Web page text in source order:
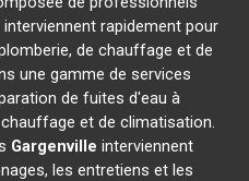
rapidement pour
de chauffage et de
une gamme de services
de fuites d'eau à
et de climatisation.
Gargenville interviennent
les entretiens et les